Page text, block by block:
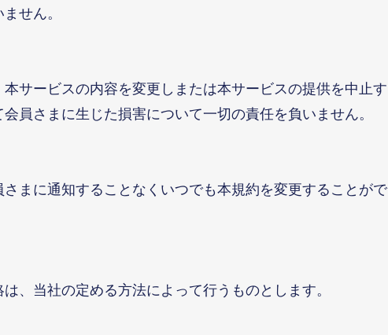
せん。
サービスの内容を変更しまたは本サービスの提供を中止す
員さまに生じた損害について一切の責任を負いません。
まに通知することなくいつでも本規約を変更することがで
、当社の定める方法によって行うものとします。